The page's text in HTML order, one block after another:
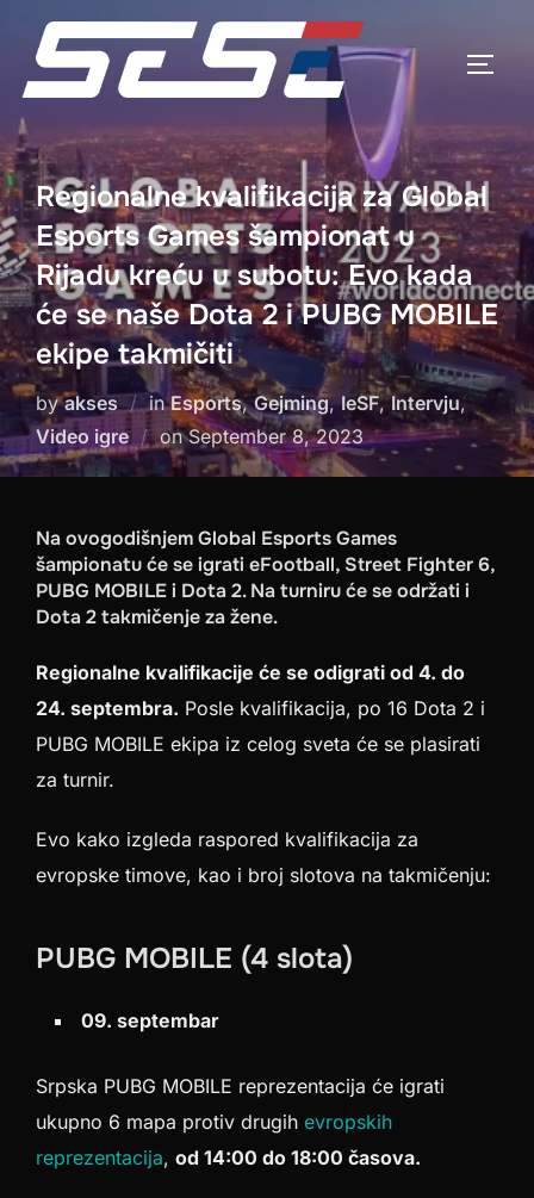
content
Regionalne kvalifikacija za Global
Esports Games šampionat u
Rijadu kreću u subotu: Evo kada
će se naše Dota 2 i PUBG MOBILE
ekipe takmičiti
byakses inEsports,Gejming,IeSF,Intervju,
Video igre
onPosted
on
September 8, 2023
Na ovogodišnjem Global Esports Games
šampionatu će se igrati eFootball, Street Fighter 6,
PUBG MOBILE i Dota 2. Na turniru će se održati i
Dota 2 takmičenje za žene.
Regionalne kvalifikacije će se odigrati od 4. do
24. septembra. Posle kvalifikacija, po 16 Dota 2 i
PUBG MOBILE ekipa iz celog sveta će se plasirati
za turnir.
Evo kako izgleda raspored kvalifikacija za
evropske timove, kao i broj slotova na takmičenju:
PUBG MOBILE (4 slota)
09. septembar
Srpska PUBG MOBILE reprezentacija će igrati
ukupno 6 mapa protiv drugih evropskih
reprezentacija, od 14:00 do 18:00 časova.